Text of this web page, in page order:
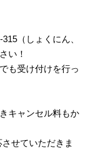
（しょくにん、
い！
も受け付けを行っ
キャンセル料もか
せていただきま